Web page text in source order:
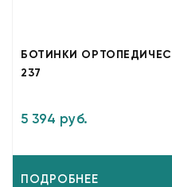
БОТИНКИ
237
5 394 руб.
ПОДРОБНЕЕ